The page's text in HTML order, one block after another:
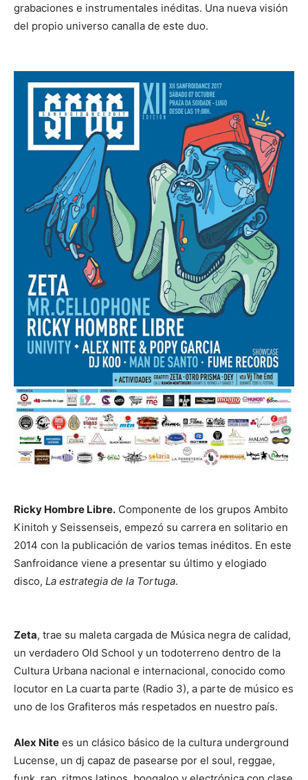
grabaciones e instrumentales inéditas. Una nueva visión
del propio universo canalla de este duo.
Ricky Hombre Libre. Componente de los grupos Ambito
Kinitoh y Seissenseis, empezó su carrera en solitario en
2014 con la publicación de varios temas inéditos. En este
Sanfroidance viene a presentar su último y elogiado
disco, La estrategia de la Tortuga.
Zeta, trae su maleta cargada de Música negra de calidad,
un verdadero Old School y un todoterreno dentro de la
Cultura Urbana nacional e internacional, conocido como
locutor en La cuarta parte (Radio 3), a parte de músico es
uno de los Grafiteros más respetados en nuestro país.
Alex Nite es un clásico básico de la cultura underground
Lucense, un dj capaz de pasearse por el soul, reggae,